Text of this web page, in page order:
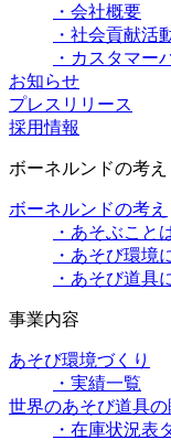
・会社概要
・社会貢献活
・カスタマー
お知らせ
プレスリリース
採用情報
ボーネルンドの考え
ボーネルンドの考え
・あそぶこと
・あそび環境
・あそび道具
事業内容
あそび環境づくり
・実績一覧
世界のあそび道具の
・在庫状況表